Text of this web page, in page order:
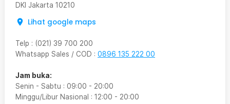
DKI Jakarta 10210
Lihat google maps
Telp : (021) 39 700 200
Whatsapp Sales / COD : 0896 135 222 00
Jam buka:
Senin - Sabtu : 09:00 - 20:00
Minggu/Libur Nasional : 12:00 - 20:00